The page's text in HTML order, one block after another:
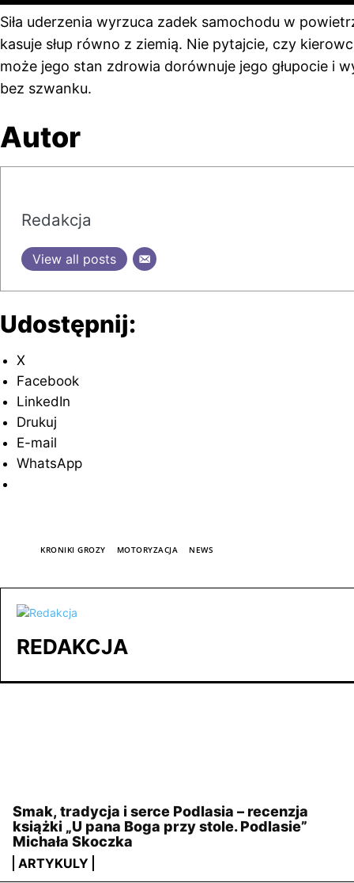
Smak, tradycja i serce Podlasia – recenzja
książki „U pana Boga przy stole. Podlasie”
Michała Skoczka
ARTYKULY
Siła uderzenia wyrzuca zadek samochodu w
kasuje słup równo z ziemią. Nie pytajcie, czy
może jego stan zdrowia dorównuje jego głupocie i
bez szwanku.
Autor
Redakcja
View all posts
Udostępnij:
X
Facebook
LinkedIn
Drukuj
E-mail
WhatsApp
KRONIKI GROZY MOTORYZACJA NEWS
REDAKCJA